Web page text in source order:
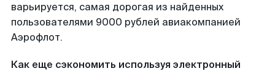
варьируется, самая дорогая из найденных
пользователями 9000 рублей авиакомпанией
Аэрофлот.
Как еще сэкономить используя электронный